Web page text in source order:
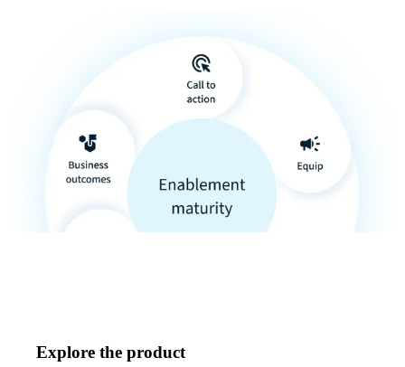
Explore the product